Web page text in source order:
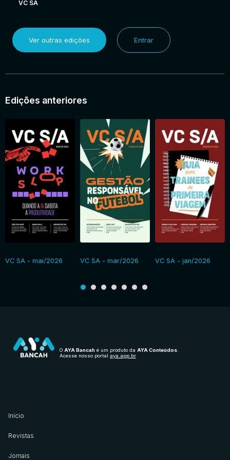
VC SA
Ver outras edições Entrar
Edições anteriores
VC SA - mai/2026 VC SA - mar/2026 VC SA - jan/2026
O AYA Bancah é um produto da AYA Conteúdos
Acesse nosso portal aya.app.br
Início
Revistas
Jornais